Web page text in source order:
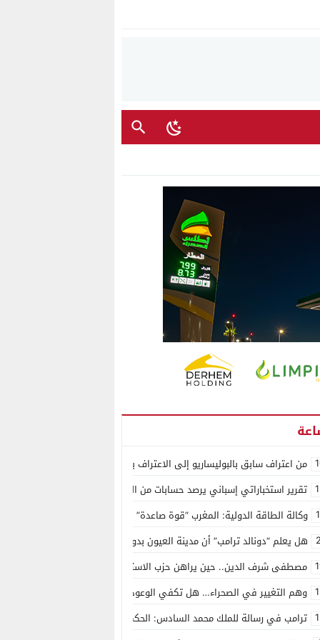
من اعتراف سابق بالبوليساريو إلى الاعتراف بسيادة المغرب على الصحراء..
تقرير استخباراتي إسباني يرصد حسابات من الجزائر وأرقاما بـ”213+” ضمن حملة رقمية منظمة حرّضت على اقتحام سبتة
وكالة الطاقة الدولية: المغرب “قوة صاعدة” في سوق المعادن الاستراتيجية
هل يعلم “دونالد ترامب” أن مدينة العيون بدون ماء؟
مصطفى شرف الدين.. حين يراهن حزب الاستقلال على الكفاءة ويمنح الشباب
وهم التغيير في الصحراء… هل تكفي الوعود الفارغة لصناعة الواقع؟
ترامب في رسالة للملك محمد السادس: الحكم الذاتي هو الأساس الوحيد لحل